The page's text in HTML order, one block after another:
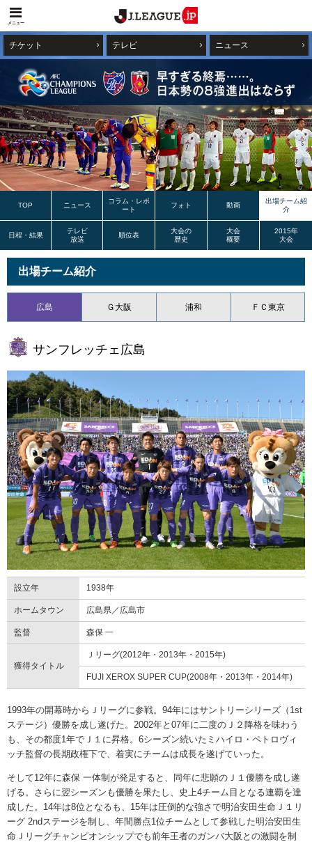
メニュー
チケット テレビ ニュース
TOP ニュース
コラム・レポ
ート
フォト 動画
出場チーム紹
介
日程・結果
テレビ
放送
順位表
大会の
歴史
大会
概要
2015年
大会
出場チーム紹介
広島 Ｇ 大阪 浦和 ＦＣ東京
サンフレッチェ広島
サンフレッチェ広島
設立年 1938年
ホームタウン 広島県／広島市
監督 森保 一
獲得タイトル
Ｊリーグ(2012年・2013年・2015年)
FUJI XEROX SUPER CUP(2008年・2013年・2014年)
1993年の開幕時からＪリーグに参戦。94年にはサントリーシリーズ（1st
ステージ）優勝を成し遂げた。2002年と07年に二度のＪ２降格を味わう
も、その都度1年でＪ１に昇格。6シーズン続いたミハイロ・ペトロヴィ
ッチ監督の長期政権下で、着実にチームは成長を遂げていった。
そして12年に森保 一体制が発足すると、同年に悲願のＪ１優勝を成し遂
げる。さらに翌シーズンも優勝を果たし、史上4チーム目となる連覇を達
成した。14年は8位となるも、15年は圧倒的な強さで明治安田生命Ｊ１リ
ーグ 2ndステージを制し、年間勝点1位チームとして参戦した明治安田生
命Ｊリーグチャンピオンシップでも前年王者のガンバ大阪との激闘を制